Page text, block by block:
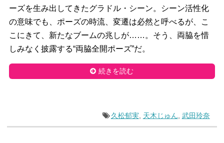
ーズを生み出してきたグラドル・シーン。シーン活性化
の意味でも、ポーズの時流、変遷は必然と呼べるが、こ
こにきて、新たなブームの兆しが……。そう、両脇を惜
しみなく披露する“両脇全開ポーズ”だ。
続きを読む
久松郁実, 天木じゅん 武田玲奈